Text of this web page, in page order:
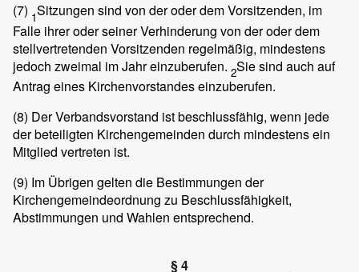
(7) 1Sitzungen sind von der oder dem Vorsitzenden, im
Falle ihrer oder seiner Verhinderung von der oder dem
stellvertretenden Vorsitzenden regelmäßig, mindestens
jedoch zweimal im Jahr einzuberufen. 2Sie sind auch auf
Antrag eines Kirchenvorstandes einzuberufen.
(8) Der Verbandsvorstand ist beschlussfähig, wenn jede
der beteiligten Kirchengemeinden durch mindestens ein
Mitglied vertreten ist.
(9) Im Übrigen gelten die Bestimmungen der
Kirchengemeindeordnung zu Beschlussfähigkeit,
Abstimmungen und Wahlen entsprechend.
§ 4